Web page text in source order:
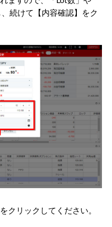
続けて【内容確認】をク
クリックしてください。